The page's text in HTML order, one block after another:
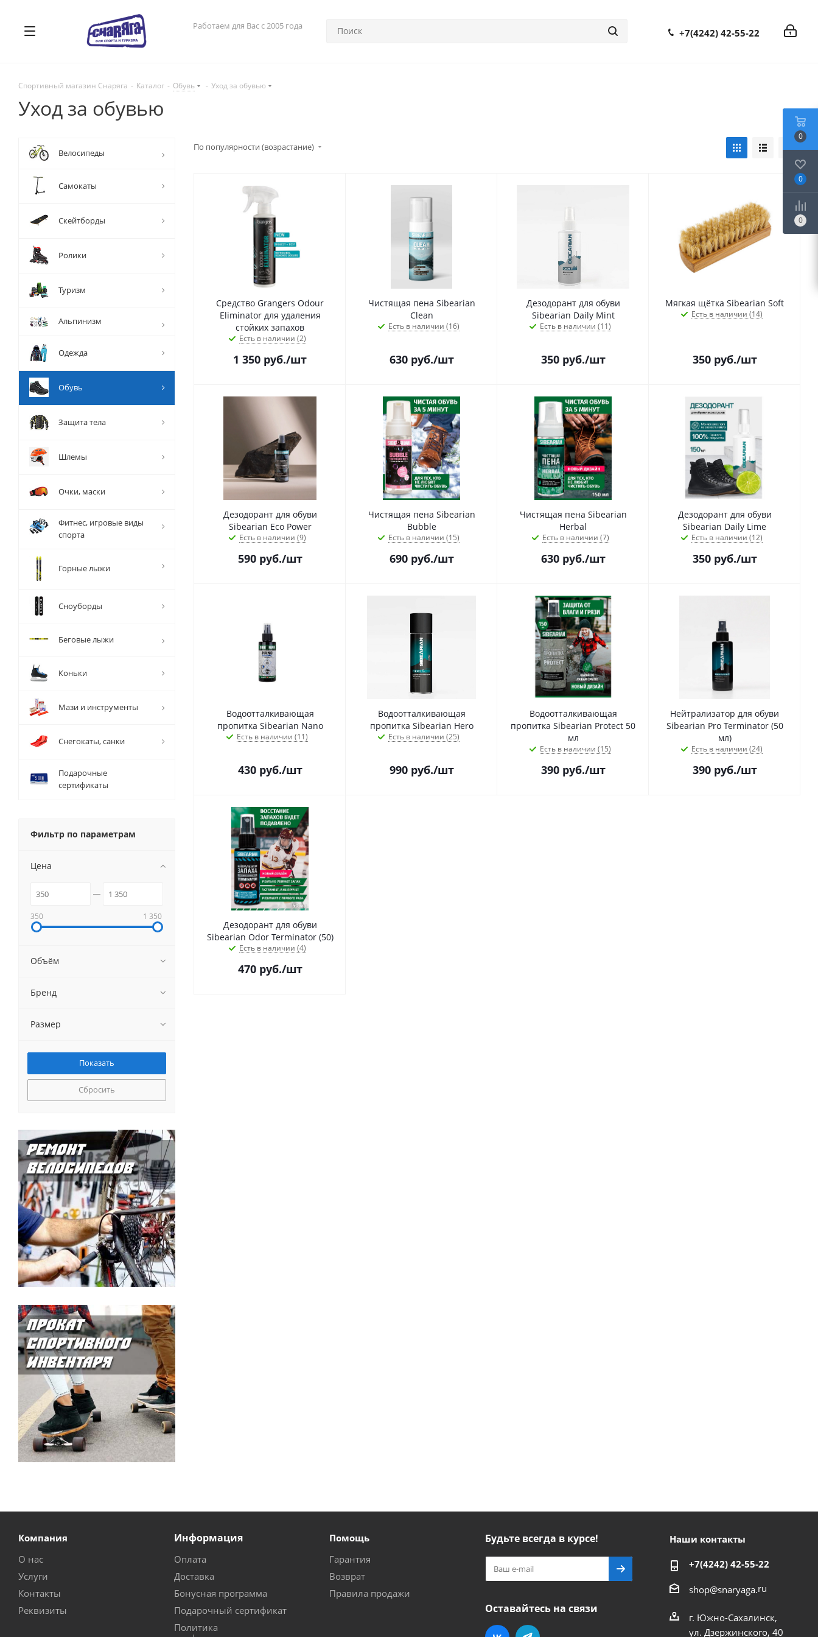
Работаем для Вас с 2005 года
+7(4242) 42-55-22
Спортивный магазин Снаряга - Каталог - Обувь - Уход за обувью
Уход за обувью
По популярности (возрастание)
Средство Grangers Odour
Eliminator для удаления
стойких запахов
Есть в наличии (2)
1 350 руб./шт
Чистящая пена Sibearian
Clean
Есть в наличии (16)
630руб./шт
Дезодорант для обуви
Sibearian Daily Mint
Есть в наличии (11)
350руб./шт
Мягкая щётка Sibearian Soft
Есть в наличии (14)
350руб./шт
Дезодорант для обуви
Sibearian Eco Power
Есть в наличии (9)
590руб./шт
Чистящая пена Sibearian
Bubble
Есть в наличии (15)
690руб./шт
Чистящая пена Sibearian
Herbal
Есть в наличии (7)
630руб./шт
Дезодорант для обуви
Sibearian Daily Lime
Есть в наличии (12)
350руб./шт
Водоотталкивающая
пропитка Sibearian Nano
Есть в наличии (11)
430руб./шт
Водоотталкивающая
пропитка Sibearian Hero
Есть в наличии (25)
990руб./шт
Водоотталкивающая
пропитка Sibearian Protect 50
мл
Есть в наличии (15)
390руб./шт
Нейтрализатор для обуви
Sibearian Pro Terminator (50
мл)
Есть в наличии (24)
390руб./шт
Дезодорант для обуви
Sibearian Odor Terminator (50)
Есть в наличии (4)
470руб./шт
Велосипеды
Самокаты
Скейтборды
Ролики
Туризм
Альпинизм
Одежда
Обувь
Защита тела
Шлемы
Очки, маски
Фитнес, игровые виды
спорта
Горные лыжи
Сноуборды
Беговые лыжи
Коньки
Мази и инструменты
Снегокаты, санки
Подарочные
сертификаты
Фильтр по параметрам
Цена
350 1 350
Объём
Бренд
Размер
Сбросить
Компания
О нас
Услуги
Контакты
Реквизиты
Информация
Оплата
Доставка
Бонусная программа
Подарочный сертификат
Политика
Помощь
Гарантия
Возврат
Правила продажи
Будьте всегда в курсе!
Оставайтесь на связи
Наши контакты
+7(4242) 42-55-22
shop@snaryaga.ru
г. Южно-Сахалинск,
ул. Дзержинского, 40
0
0
0